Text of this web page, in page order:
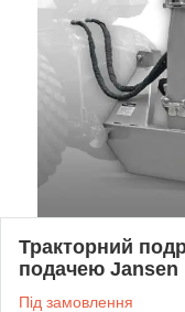
Тракторний
подачею Jansen
Під замовлення